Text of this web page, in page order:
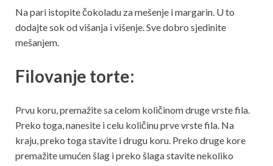
Na pari istopite čokoladu za mešenje i margarin. U to
dodajte sok od višanja i višenje. Sve dobro sjedinite
mešanjem.
Filovanje torte:
Prvu koru, premažite sa celom količinom druge vrste fila.
Preko toga, nanesite i celu količinu prve vrste fila. Na
kraju, preko toga stavite i drugu koru. Preko druge kore
premažite umućen šlag i preko šlaga stavite nekoliko